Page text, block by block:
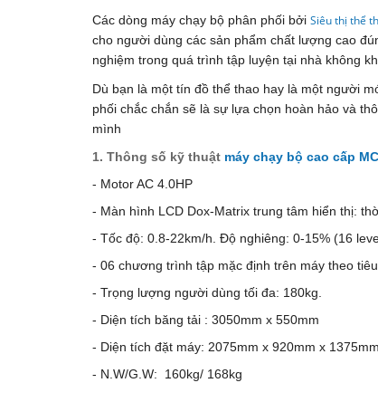
Các dòng máy chạy bộ phân phối bởi Siêu thị thể
cho người dùng các sản phẩm chất lượng cao
nghiệm trong quá trình tập luyện tại nhà không
Dù bạn là một tín đồ thể thao hay là một người
phối chắc chắn sẽ là sự lựa chọn hoàn hảo và
mình
1. Thông số kỹ thuật máy chạy bộ cao cấp
- Motor AC 4.0HP
- Màn hình LCD Dox-Matrix trung tâm hiển thị:
- Tốc độ: 0.8-22km/h. Độ nghiêng: 0-15% (16
- 06 chương trình tập mặc định trên máy theo
- Trọng lượng người dùng tối đa: 180kg.
- Diện tích băng tải : 3050mm x 550mm
- Diện tích đặt máy: 2075mm x 920mm x 1375mm
- N.W/G.W: 160kg/ 168kg